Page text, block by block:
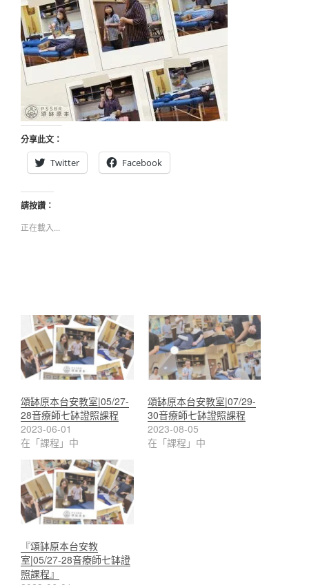
分享此文：
Twitter
Facebook
請按讚：
正在載入...
頌缽原本台安教室|05/27-
28音療師七缽證照課程
2023-06-01
在「課程」中
頌缽原本台安教室|07/29-
30音療師七缽證照課程
2023-08-05
在「課程」中
『頌缽原本台安教
室|05/27-28音療師七缽證
照課程』